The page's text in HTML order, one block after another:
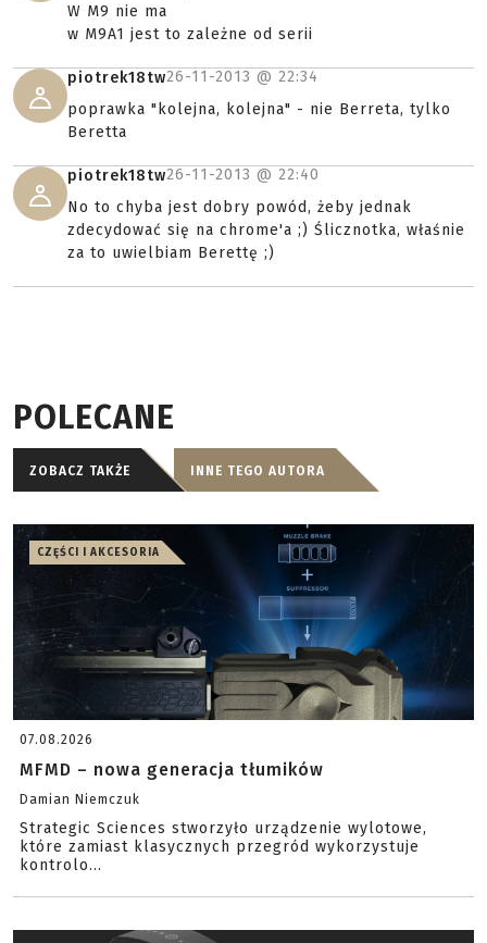
W M9 nie ma
w M9A1 jest to zależne od serii
piotrek18tw26-11-2013 @ 22:34
poprawka "kolejna, kolejna" - nie Berreta, tylko
Beretta
piotrek18tw26-11-2013 @ 22:40
No to chyba jest dobry powód, żeby jednak
zdecydować się na chrome'a ;) Ślicznotka, właśnie
za to uwielbiam Berettę ;)
POLECANE
ZOBACZ TAKŻE INNE TEGO AUTORA
CZĘŚCI I AKCESORIA
07.08.2026
MFMD – nowa generacja tłumików
Damian Niemczuk
Strategic Sciences stworzyło urządzenie wylotowe,
które zamiast klasycznych przegród wykorzystuje
kontrolo...